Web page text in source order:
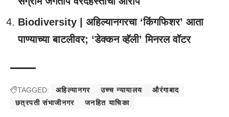
Biodiversity | अहिल्यानगरचा ‘किंगफिशर’ आता
पाण्याच्या बाटलीवर; ‘डेक्कन व्हॅली’ मिनरल वॉटर
TAGGED: अहिल्यानगर उच्च न्यायालय
औरंगाबाद
छत्रपती संभाजीनगर
जनहित याचिका